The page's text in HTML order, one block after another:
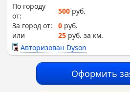
По городу
от:
500 руб.
За город от:
0 руб.
или
25 руб. за км.
Авторизован Dyson
Оформить